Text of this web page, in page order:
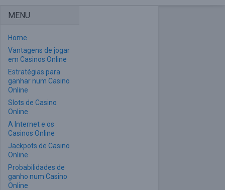
MENU
Home
Vantagens de jogar
em Casinos Online
Estratégias para
ganhar num Casino
Online
Slots de Casino
Online
A Internet e os
Casinos Online
Jackpots de Casino
Online
Probabilidades de
ganho num Casino
Online